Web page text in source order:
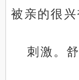
被亲的很兴
刺激。舒